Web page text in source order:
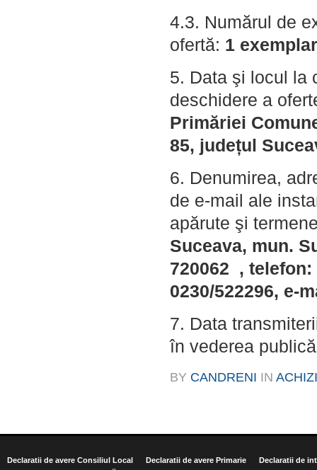
4.3. Numărul de
ofertă: 1
5. Data şi locul la
deschidere a
Primăriei
85, județul
6. Denumirea,
de e-mail ale
apărute şi
Suceava, mun.
720062 , telefon:
0230/522296, e-
7. Data
în vederea
BY CANDRENI IN
Declaratii de avere Consiliul Local Declaratii de avere Primarie
Declaratii de